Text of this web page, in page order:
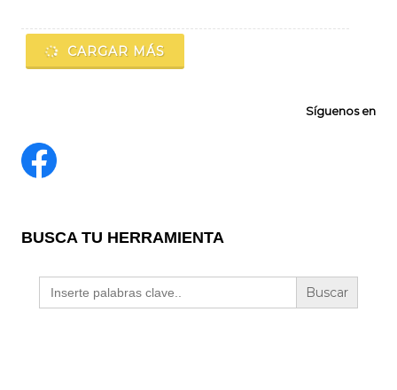
CARGAR MÁS
Síguenos en
BUSCA TU HERRAMIENTA
Buscar: